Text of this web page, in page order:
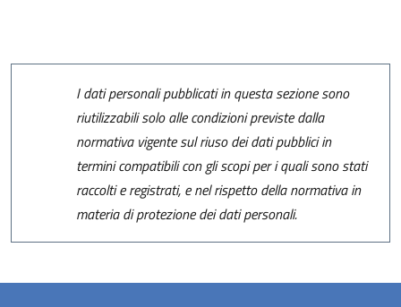
I dati personali pubblicati in questa sezione sono
riutilizzabili solo alle condizioni previste dalla
normativa vigente sul riuso dei dati pubblici in
termini compatibili con gli scopi per i quali sono stati
raccolti e registrati, e nel rispetto della normativa in
materia di protezione dei dati personali.